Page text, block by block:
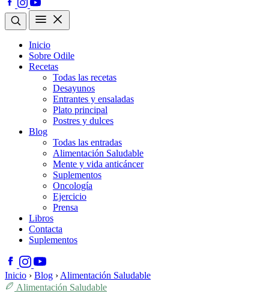
Inicio
Sobre Odile
Recetas
Todas las recetas
Desayunos
Entrantes y ensaladas
Plato principal
Postres y dulces
Blog
Todas las entradas
Alimentación Saludable
Mente y vida anticáncer
Suplementos
Oncología
Ejercicio
Prensa
Libros
Contacta
Suplementos
Inicio › Blog › Alimentación Saludable
Alimentación Saludable